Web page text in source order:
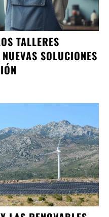
TALLERES
SOLUCIONES